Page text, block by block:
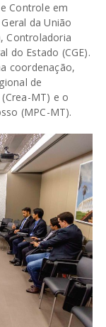
Controle em
da União
Controladoria
do Estado (CGE).
coordenação,
de
MT) e o
(MPC-MT).